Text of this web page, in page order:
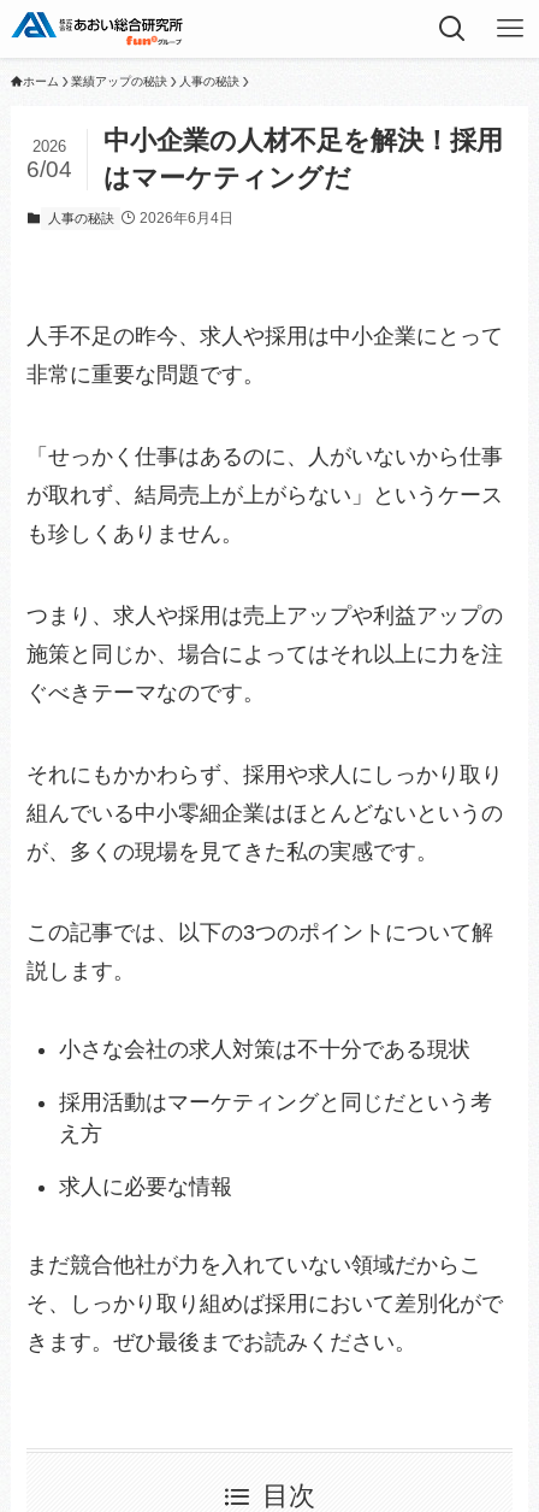
ホーム 業績アップの秘訣 人事の秘訣
中小企業の人材不足を解決！採用
はマーケティングだ
2026
6/04
人事の秘訣 2026年6月4日
人手不足の昨今、求人や採用は中小企業にとって
非常に重要な問題です。
「せっかく仕事はあるのに、人がいないから仕事
が取れず、結局売上が上がらない」というケース
も珍しくありません。
つまり、求人や採用は売上アップや利益アップの
施策と同じか、場合によってはそれ以上に力を注
ぐべきテーマなのです。
それにもかかわらず、採用や求人にしっかり取り
組んでいる中小零細企業はほとんどないというの
が、多くの現場を見てきた私の実感です。
この記事では、以下の3つのポイントについて解
説します。
小さな会社の求人対策は不十分である現状
採用活動はマーケティングと同じだという考
え方
求人に必要な情報
まだ競合他社が力を入れていない領域だからこ
そ、しっかり取り組めば採用において差別化がで
きます。ぜひ最後までお読みください。
目次